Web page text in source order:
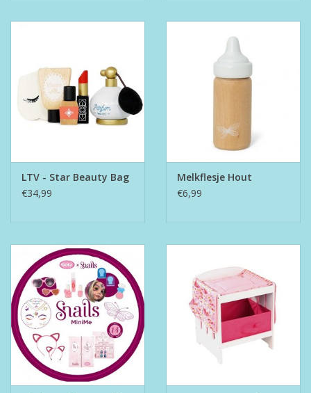
LTV - Star Beauty Bag
€34,99
Melkflesje Hout
€6,99